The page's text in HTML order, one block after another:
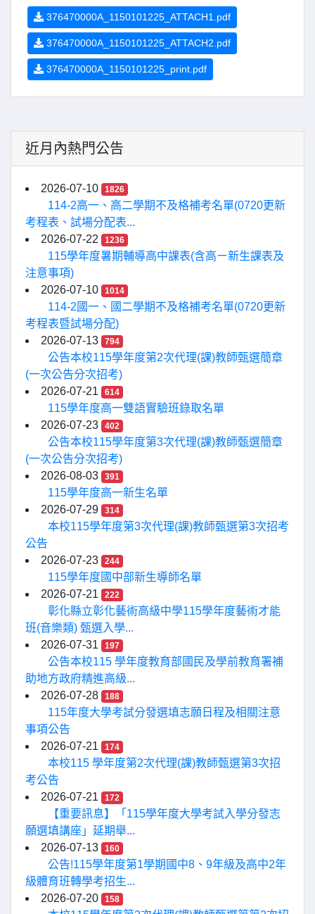
376470000A_1150101225_ATTACH1.pdf
376470000A_1150101225_ATTACH2.pdf
376470000A_1150101225_print.pdf
近月內熱門公告
2026-07-10 1826
114-2高一、高二學期不及格補考名單(0720更新
考程表、試場分配表...
2026-07-22
1236
115學年度暑期輔導高中課表(含高ㄧ新生課表及
注意事項)
2026-07-10
1014
114-2國一、國二學期不及格補考名單(0720更新
考程表暨試場分配)
2026-07-13
794
公告本校115學年度第2次代理(課)教師甄選簡章
(一次公告分次招考)
2026-07-21
614
115學年度高一雙語實驗班錄取名單
2026-07-23
402
公告本校115學年度第3次代理(課)教師甄選簡章
(一次公告分次招考)
2026-08-03
391
115學年度高一新生名單
2026-07-29
314
本校115學年度第3次代理(課)教師甄選第3次招考
公告
2026-07-23
244
115學年度國中部新生導師名單
2026-07-21
222
彰化縣立彰化藝術高級中學115學年度藝術才能
班(音樂類) 甄選入學...
2026-07-31
197
公告本校115 學年度教育部國民及學前教育署補
助地方政府精進高級...
2026-07-28
188
115年度大學考試分發選填志願日程及相關注意
事項公告
2026-07-21
174
本校115 學年度第2次代理(課)教師甄選第3次招
考公告
2026-07-21
172
【重要訊息】「115學年度大學考試入學分發志
願選填講座」延期舉...
2026-07-13
160
公告!115學年度第1學期國中8、9年級及高中2年
級體育班轉學考招生...
2026-07-20
158